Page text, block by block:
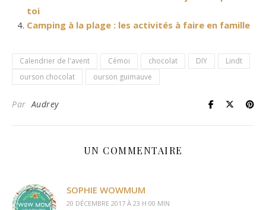
toi
Camping à la plage : les activités à faire en famille
Calendrier de l'avent Cémoi chocolat DIY
Lindt
ourson chocolat
ourson guimauve
Par Audrey
UN COMMENTAIRE
SOPHIE WOWMUM
20 DÉCEMBRE 2017 À 23 H 00 MIN